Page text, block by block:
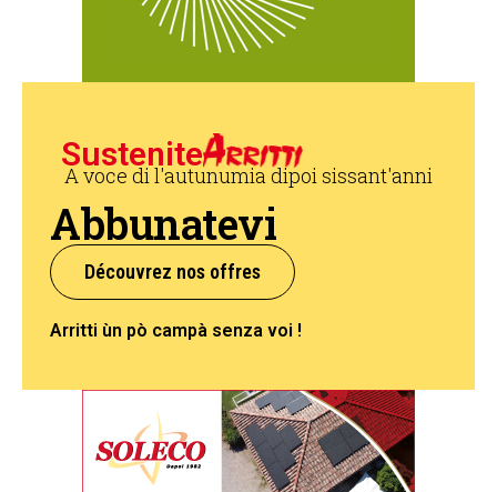
Sustenite
A voce di l'autunumia dipoi sissant'anni
Abbunatevi
Découvrez nos offres
Arritti ùn pò campà senza voi !